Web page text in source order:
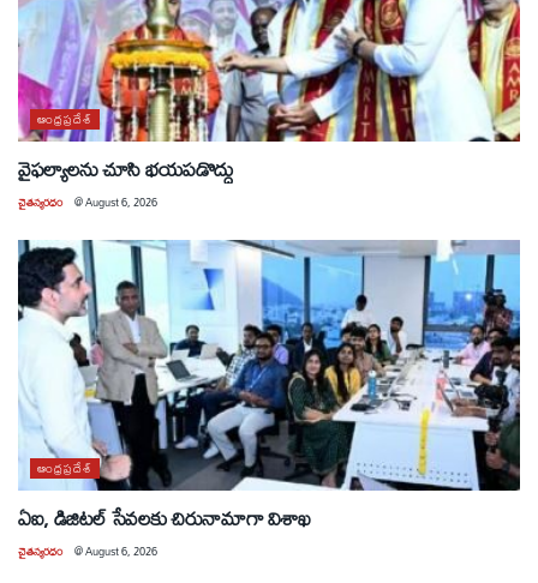
ఆంధ్రప్రదేశ్
వైఫల్యాలను చూసి భయపడొద్దు
చైతన్యరధం @August 6, 2026
ఆంధ్రప్రదేశ్
ఏఐ, డిజిటల్ సేవలకు చిరునామాగా విశాఖ
చైతన్యరధం @August 6, 2026